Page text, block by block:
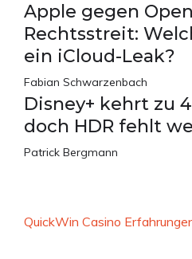
Apple gegen
Rechtsstreit:
ein iCloud-Leak?
Fabian Schwarzenbach
Disney+ kehrt zu
doch HDR fehlt
Patrick Bergmann
QuickWin Casino